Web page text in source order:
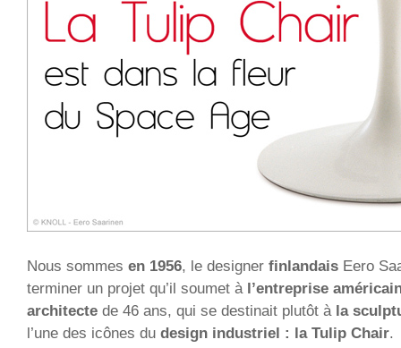
Nous sommes en 1956, le designer finlandais Eero
terminer un projet qu’il soumet à l’entreprise
architecte de 46 ans, qui se destinait plutôt à la
l’une des icônes du design industriel : la Tulip Chair.